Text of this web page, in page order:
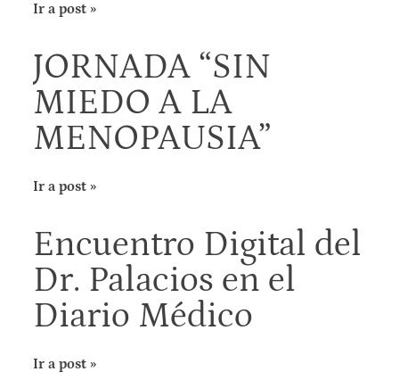
Ir a post »
JORNADA “SIN
MIEDO A LA
MENOPAUSIA”
Ir a post »
Encuentro Digital del
Dr. Palacios en el
Diario Médico
Ir a post »